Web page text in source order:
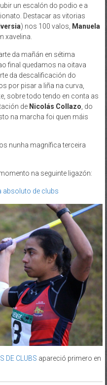
un escalón do podio e a
Destacar as vitorias
) nos 100 valos,
Manuela
xavelina.
da mañán en sétima
final quedamos na oitava
da descalificación do
por pisar a liña na curva,
sobre todo tendo en conta as
de Nicolás Collazo , do
na marcha foi quen máis
nunha magnífica terceira
na seguinte ligazón:
absoluto de clubs
DE CLUBS apareció primero en